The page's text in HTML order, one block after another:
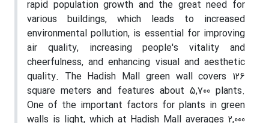
rapid population growth and the great need for
various buildings, which leads to increased
environmental pollution, is essential for improving
air quality, increasing people's vitality and
cheerfulness, and enhancing visual and aesthetic
quality. The Hadish Mall green wall covers 126
square meters and features about 5,700 plants.
One of the important factors for plants in green
walls is light, which at Hadish Mall averages 2,000